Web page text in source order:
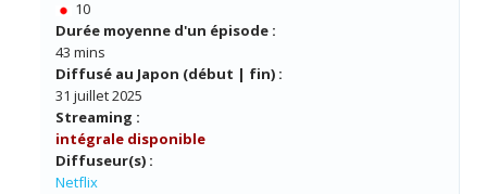
10
Durée moyenne d'un épisode :
43 mins
Diffusé au Japon (début | fin) :
31 juillet 2025
Streaming :
intégrale disponible
Diffuseur(s) :
Netflix